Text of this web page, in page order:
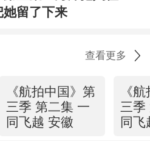
留了下来
查看更多
《航拍中国》第
三季 第二集 一
同飞越 安徽
《
三季
同飞